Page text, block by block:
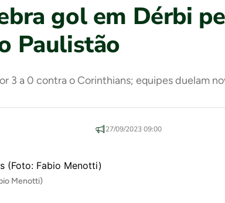
gol em Dérbi
Paulistão
3 a 0 contra o Corinthians; equipes duelam
27/09/2023 09:00
Menotti)